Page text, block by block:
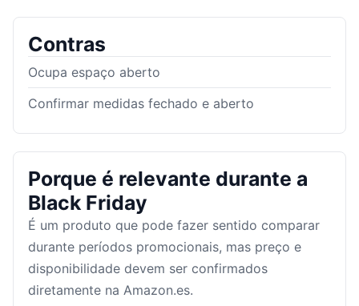
Contras
Ocupa espaço aberto
Confirmar medidas fechado e aberto
Porque é relevante durante a
Black Friday
É um produto que pode fazer sentido comparar
durante períodos promocionais, mas preço e
disponibilidade devem ser confirmados
diretamente na Amazon.es.